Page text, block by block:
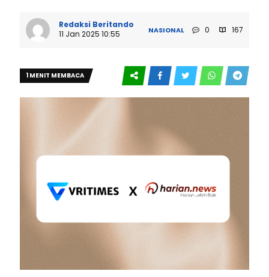
Redaksi Beritando
11 Jan 2025 10:55
NASIONAL 0 167
1 MENIT MEMBACA